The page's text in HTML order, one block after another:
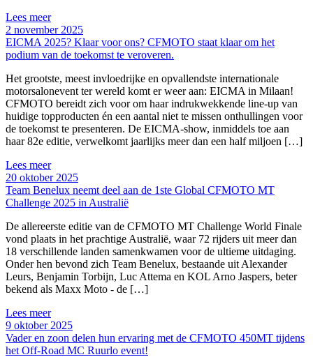
Lees meer
2 november 2025
EICMA 2025? Klaar voor ons? CFMOTO staat klaar om het
podium van de toekomst te veroveren.
Het grootste, meest invloedrijke en opvallendste internationale
motorsalonevent ter wereld komt er weer aan: EICMA in Milaan!
CFMOTO bereidt zich voor om haar indrukwekkende line-up van
huidige topproducten én een aantal niet te missen onthullingen voor
de toekomst te presenteren. De EICMA-show, inmiddels toe aan
haar 82e editie, verwelkomt jaarlijks meer dan een half miljoen […]
Lees meer
20 oktober 2025
Team Benelux neemt deel aan de 1ste Global CFMOTO MT
Challenge 2025 in Australië
De allereerste editie van de CFMOTO MT Challenge World Finale
vond plaats in het prachtige Australië, waar 72 rijders uit meer dan
18 verschillende landen samenkwamen voor de ultieme uitdaging.
Onder hen bevond zich Team Benelux, bestaande uit Alexander
Leurs, Benjamin Torbijn, Luc Attema en KOL Arno Jaspers, beter
bekend als Maxx Moto - de […]
Lees meer
9 oktober 2025
Vader en zoon delen hun ervaring met de CFMOTO 450MT tijdens
het Off-Road MC Ruurlo event!